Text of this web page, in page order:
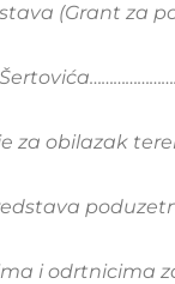
(Grant za
za obilazak
i odrtnicima